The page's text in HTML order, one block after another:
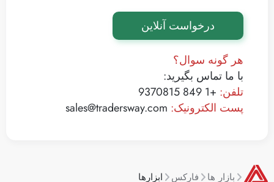
درخواست آنلاین
هر گونه سوال؟
با ما تماس بگیرید:
تلفن:+1 849 9370815
پست الکترونیک:sales@tradersway.com
بازار ها فارکس ابزارها